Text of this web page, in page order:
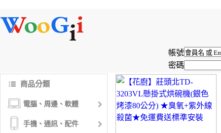
帳號
密碼
商品分類
電腦、周邊、軟體
手機、通訊、配件